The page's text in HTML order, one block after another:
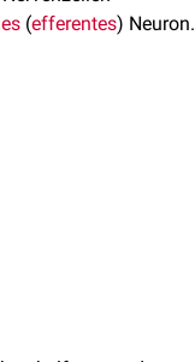
(efferentes) Neuron.